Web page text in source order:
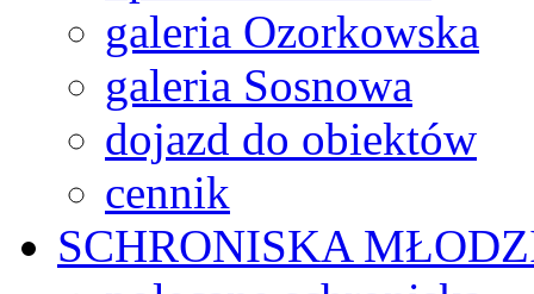
galeria Ozorkowska
galeria Sosnowa
dojazd do obiektów
cennik
SCHRONISKA